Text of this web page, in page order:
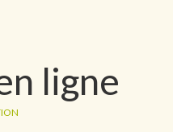
ligne